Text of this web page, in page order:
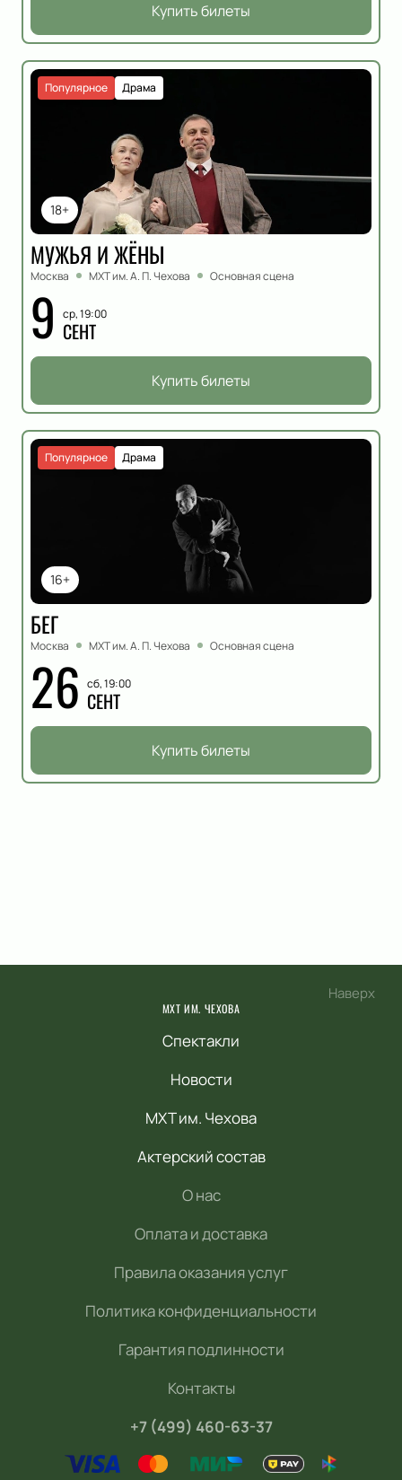
Купить билеты
18+
Драма
Популярное
МУЖЬЯ И ЖЁНЫ
Москва МХТ им. А. П. Чехова Основная сцена
9 ср, 19:00
СЕНТ
Купить билеты
16+
Драма
Популярное
БЕГ
Москва МХТ им. А. П. Чехова Основная сцена
26 сб, 19:00
СЕНТ
Купить билеты
Наверх
МХТ ИМ. ЧЕХОВА
Спектакли
Новости
МХТ им. Чехова
Актерский состав
О нас
Оплата и доставка
Правила оказания услуг
Политика конфиденциальности
Гарантия подлинности
Контакты
+7 (499) 460-63-37